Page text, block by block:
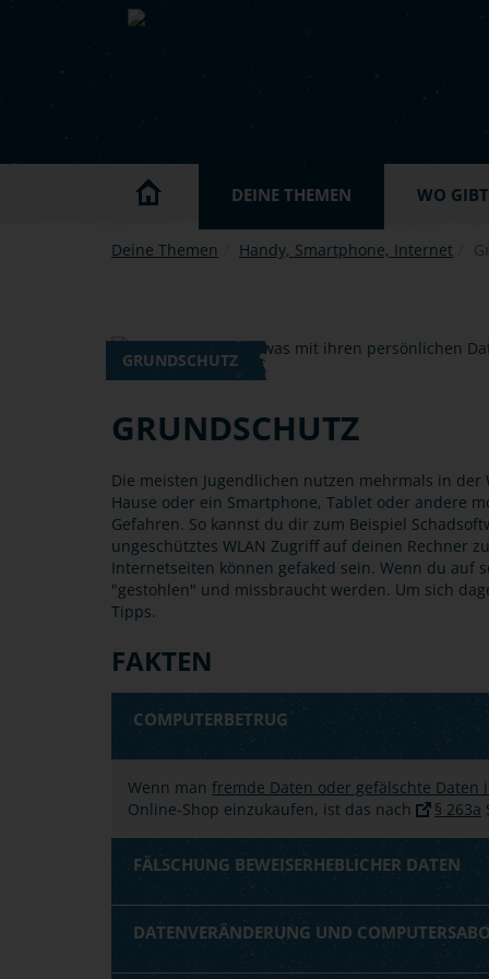
Skip to main content
DEINE THEMEN WO
Deine Themen Handy, Smartphone, Internet
GRUNDSCHUTZ
GRUNDSCHUTZ
Die meisten Jugendlichen nutzen mehrmals in der
Hause oder ein Smartphone, Tablet oder andere
Gefahren. So kannst du dir zum Beispiel
ungeschütztes WLAN Zugriff auf deinen Rechner
Internetseiten können gefaked sein. Wenn du auf
"gestohlen" und missbraucht werden. Um sich
Tipps.
FAKTEN
COMPUTERBETRUG
Wenn man fremde Daten oder gefälschte Daten
Online-Shop einzukaufen, ist das nach
§ 263a
FÄLSCHUNG BEWEISERHEBLICHER DATEN
DATENVERÄNDERUNG UND